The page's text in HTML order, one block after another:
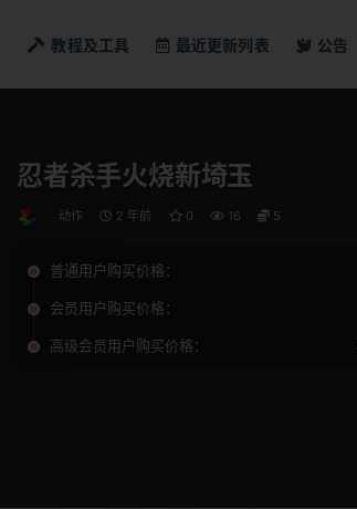
教程及工具 最近更新列表 公告
忍者杀手火烧新埼玉
动作 2 年前 0 16 5
普通用户购买价格：
会员用户购买价格：
高级会员用户购买价格：